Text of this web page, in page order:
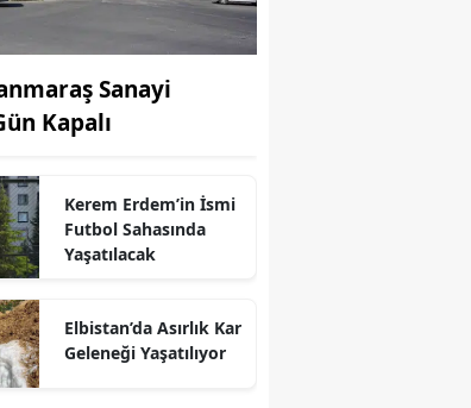
Sanayi
Kapalı
Kerem Erdem’in İsmi
Futbol Sahasında
Yaşatılacak
Elbistan’da Asırlık Kar
Geleneği Yaşatılıyor